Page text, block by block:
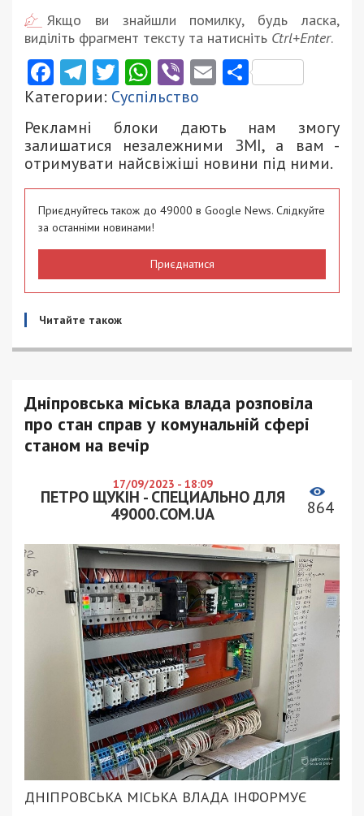
Якщо ви знайшли помилку, будь ласка,
виділіть фрагмент тексту та натисніть Ctrl+Enter.
Facebook
Telegram
Twitter
WhatsApp
ViberEmail
Категории: Суспільство
Рекламні блоки дають нам змогу
залишатися незалежними ЗМІ, а вам -
отримувати найсвіжіші новини під ними.
Приєднуйтесь також до 49000 в Google News. Слідкуйте
за останніми новинами!
Приєднатися
Читайте також
Дніпровська міська влада розповіла
про стан справ у комунальній сфері
станом на вечір
17/09/2023 - 18:09
ПЕТРО ЩУКІН - СПЕЦИАЛЬНО ДЛЯ
49000.COM.UA
864
ДНІПРОВСЬКА МІСЬКА ВЛАДА ІНФОРМУЄ